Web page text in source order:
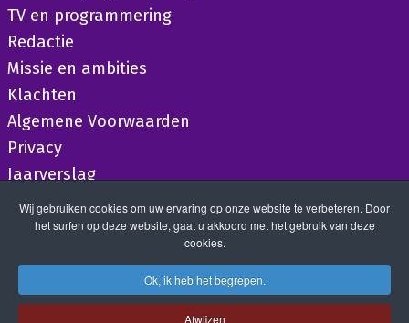
TV en programmering
Redactie
Missie en ambities
Klachten
Algemene Voorwaarden
Privacy
Jaarverslag
Wij gebruiken cookies om uw ervaring op onze website te verbeteren. Door
het surfen op deze website, gaat u akkoord met het gebruik van deze
cookies.
Ok, ik heb het begrepen.
Afwijzen